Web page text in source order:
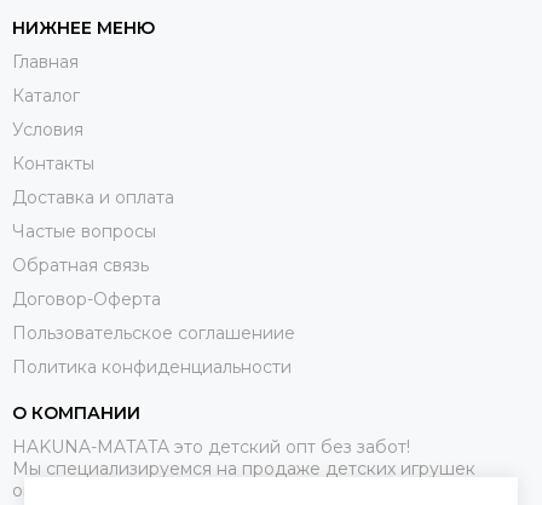
НИЖНЕЕ МЕНЮ
Главная
Каталог
Условия
Контакты
Доставка и оплата
Частые вопросы
Обратная связь
Договор-Оферта
Пользовательское соглашениие
Политика конфиденциальности
О КОМПАНИИ
HAKUNA-MATATA это детский опт без забот!
Мы специализируемся на продаже детских игрушек
оптом.